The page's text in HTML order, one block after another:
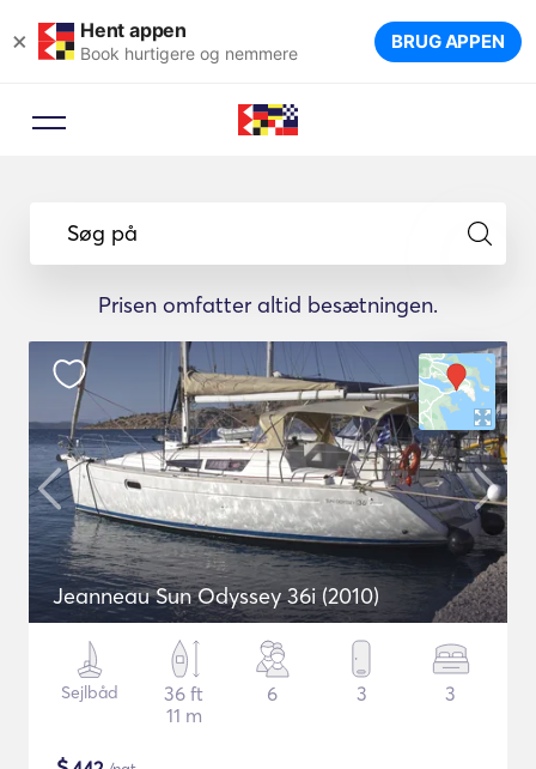
× Hent appen
Book hurtigere og nemmere BRUG APPEN
Søg på
Prisen omfatter altid besætningen.
Jeanneau Sun Odyssey 36i (2010)
Sejlbåd
36 ft
11 m
6 3 3